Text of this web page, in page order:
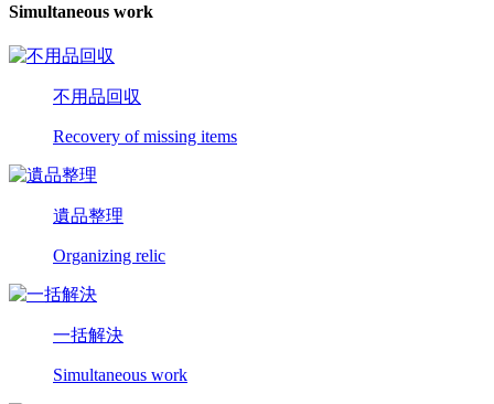
Simultaneous work
不用品回収
Recovery of missing items
遺品整理
Organizing relic
一括解決
Simultaneous work